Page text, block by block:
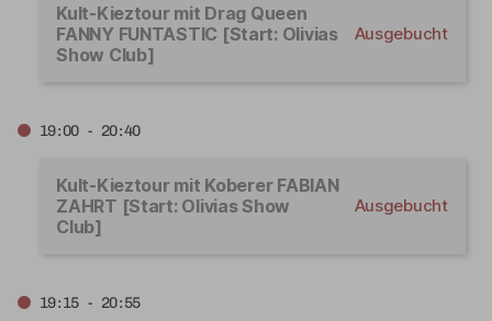
Kult-Kieztour mit Drag Queen
FANNY FUNTASTIC [Start: Olivias
Show Club]
Ausgebucht
19:00 - 20:40
Kult-Kieztour mit Koberer FABIAN
ZAHRT [Start: Olivias Show
Club]
Ausgebucht
19:15 - 20:55